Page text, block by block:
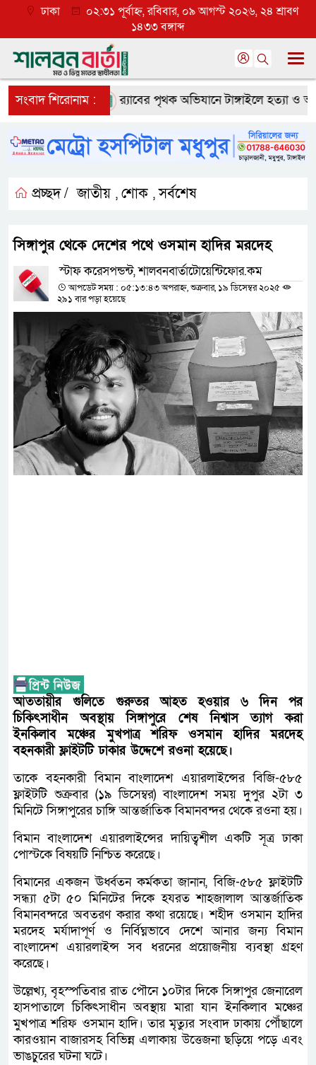
ঢাকা
০২:৩১ পূর্বাহ্ন, রবিবার, ০৯ আগস্ট ২০২৬, ২৪ শ্রাবণ
১৪৩৩ বঙ্গাব্দ
সংবাদ শিরোনাম :
ব্যাপক প্রত্যাশা র‌্যাবের পৃথক অভিযানে টাঙ্গাইলে হত্যা ও
প্রচ্ছদ / জাতীয় , শোক ,সর্বশেষ
সিঙ্গাপুর থেকে দেশের পথে ওসমান হাদির মরদেহ
স্টাফ করেসপন্ডন্ট, শালবনবার্তাটোয়েন্টিফোর.কম
আপডেট সময় : ০৫:১৩:৪৩ অপরাহ্ন, শুক্রবার, ১৯ ডিসেম্বর ২০২৫
২৯১ বার পড়া হয়েছে
আততায়ীর গুলিতে গুরুতর আহত হওয়ার ৬ দিন পর
চিকিৎসাধীন অবস্থায় সিঙ্গাপুরে শেষ নিশ্বাস ত্যাগ করা
ইনকিলাব মঞ্চের মুখপাত্র শরিফ ওসমান হাদির মরদেহ
বহনকারী ফ্লাইটটি ঢাকার উদ্দেশে রওনা হয়েছে।
তাকে বহনকারী বিমান বাংলাদেশ এয়ারলাইন্সের বিজি-৫৮৫
ফ্লাইটটি শুক্রবার (১৯ ডিসেম্বর) বাংলাদেশ সময় দুপুর ২টা ‌৩
মিনিটে সিঙ্গাপুরের চাঙ্গি আন্তর্জাতিক বিমানবন্দর থেকে রওনা হয়।
বিমান বাংলাদেশ এয়ারলাইন্সের দায়িত্বশীল একটি সূত্র ঢাকা
পোস্টকে বিষয়টি নিশ্চিত করেছে।
বিমানের একজন ঊর্ধ্বতন কর্মকতা জানান, বিজি-৫৮৫ ফ্লাইটটি
সন্ধ্যা ৫টা ৫০ মিনিটের দিকে হযরত শাহজালাল আন্তর্জাতিক
বিমানবন্দরে অবতরণ করার কথা রয়েছে। শহীদ ওসমান হাদির
মরদেহ মর্যাদাপূর্ণ ও নির্বিঘ্নভাবে দেশে আনার জন্য বিমান
বাংলাদেশ এয়ারলাইন্স সব ধরনের প্রয়োজনীয় ব্যবস্থা গ্রহণ
করেছে।
উল্লেখ্য, বৃহস্পতিবার রাত পৌনে ১০টার দিকে সিঙ্গাপুর জেনারেল
হাসপাতালে চিকিৎসাধীন অবস্থায় মারা যান ইনকিলাব মঞ্চের
মুখপাত্র শরিফ ওসমান হাদি। তার মৃত্যুর সংবাদ ঢাকায় পৌঁছালে
কারওয়ান বাজারসহ বিভিন্ন এলাকায় উত্তেজনা ছড়িয়ে পড়ে এবং
ভাঙচুরের ঘটনা ঘটে।